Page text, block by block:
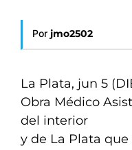
Por jmo2502
La Plata, jun 5
Obra Médico
del interior
y de La Plata